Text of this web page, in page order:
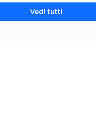
Vedi tutti